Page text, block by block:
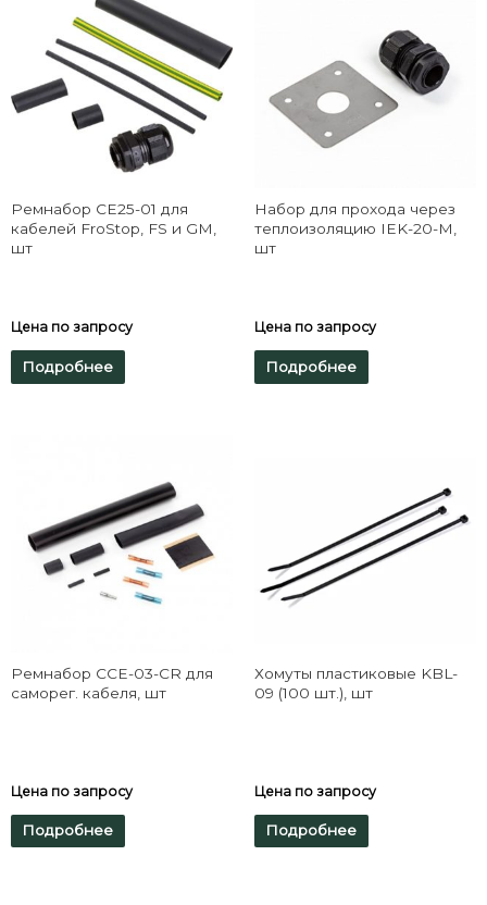
Ремнабор CE25-01 для
кабелей FroStop, FS и GM,
шт
Цена по запросу
Подробнее
Набор для прохода через
теплоизоляцию IEK-20-M,
шт
Цена по запросу
Подробнее
Ремнабор CCE-03-CR для
саморег. кабеля, шт
Цена по запросу
Подробнее
Хомуты пластиковые KBL-
09 (100 шт.), шт
Цена по запросу
Подробнее